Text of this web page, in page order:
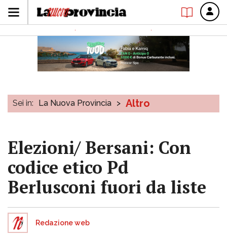
Sei in: La Nuova Provincia > Altro
Elezioni/ Bersani: Con
codice etico Pd
Berlusconi fuori da liste
Redazione web